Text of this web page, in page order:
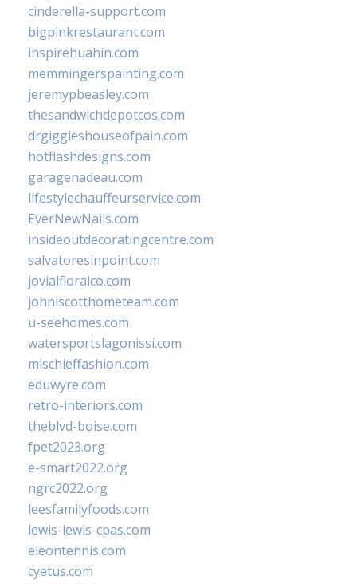
cinderella-support.com
bigpinkrestaurant.com
inspirehuahin.com
memmingerspainting.com
jeremypbeasley.com
thesandwichdepotcos.com
drgiggleshouseofpain.com
hotflashdesigns.com
garagenadeau.com
lifestylechauffeurservice.com
EverNewNails.com
insideoutdecoratingcentre.com
salvatoresinpoint.com
jovialfloralco.com
johnlscotthometeam.com
u-seehomes.com
watersportslagonissi.com
mischieffashion.com
eduwyre.com
retro-interiors.com
theblvd-boise.com
fpet2023.org
e-smart2022.org
ngrc2022.org
leesfamilyfoods.com
lewis-lewis-cpas.com
eleontennis.com
cyetus.com